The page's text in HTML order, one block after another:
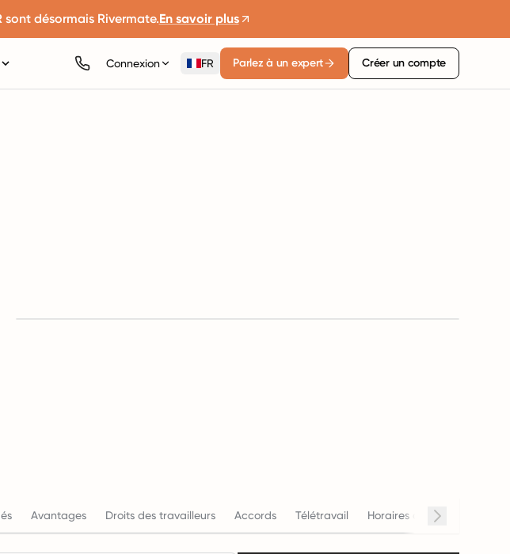
sont désormais Rivermate.En savoir plus
Connexion FR Parlez à un expert Créer un compte
Avantages Droits des travailleurs Accords Télétravail Horaires de travail